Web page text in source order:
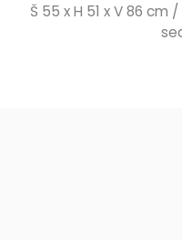
Š 55 x H 51 x V 86